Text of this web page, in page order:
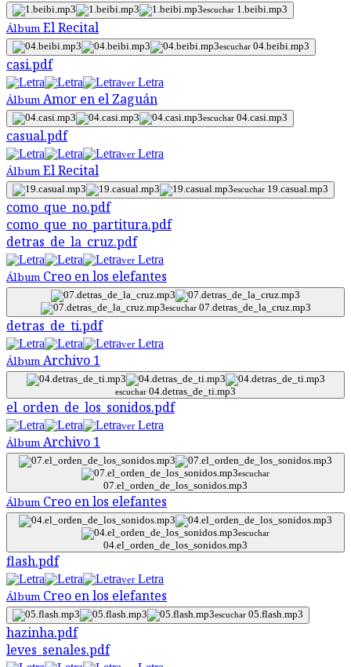
escuchar 1.beibi.mp3
Álbum El Recital
escuchar 04.beibi.mp3
casi.pdf
verLetra
Álbum Amor en el Zaguán
escuchar 04.casi.mp3
casual.pdf
verLetra
Álbum El Recital
escuchar 19.casual.mp3
como_que_no.pdf
como_que_no_partitura.pdf
detras_de_la_cruz.pdf
verLetra
Álbum Creo en los elefantes
escuchar07.detras_de_la_cruz.mp3
detras_de_ti.pdf
verLetra
Álbum Archivo 1
escuchar 04.detras_de_ti.mp3
el_orden_de_los_sonidos.pdf
verLetra
Álbum Archivo 1
escuchar
07.el_orden_de_los_sonidos.mp3
Álbum Creo en los elefantes
escuchar
04.el_orden_de_los_sonidos.mp3
flash.pdf
verLetra
Álbum Creo en los elefantes
escuchar 05.flash.mp3
hazinha.pdf
leves_senales.pdf